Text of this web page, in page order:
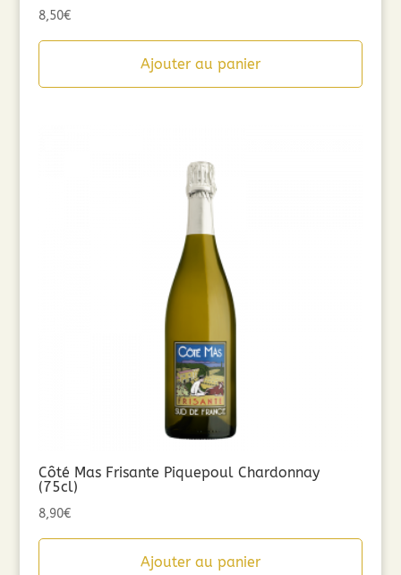
8,50€
Ajouter au panier
Côté Mas Frisante Piquepoul Chardonnay
(75cl)
8,90€
Ajouter au panier